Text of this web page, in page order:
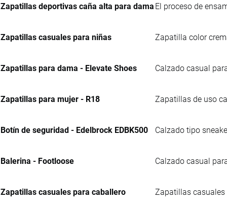
Zapatillas deportivas caña alta para dama El proceso de
Zapatillas casuales para niñas Zapatilla color
Zapatillas para dama - Elevate Shoes Calzado casual
Zapatillas para mujer - R18 Zapatillas de uso
Botín de seguridad - Edelbrock EDBK500 Calzado tipo
Balerina - Footloose Calzado casual
Zapatillas casuales para caballero Zapatillas casuales